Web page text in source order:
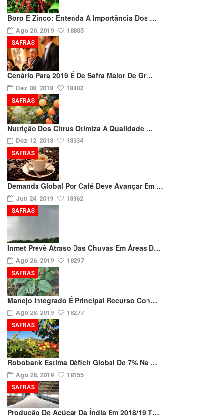
Boro E Zinco: Entenda A Importância Dos …
Ago 20, 2019 18805
Cenário Para 2019 É De Safra Maior De Gr…
Dez 08, 2018 18802
SAFRAS
Nutrição Dos Citrus Otimiza A Qualidade …
Dez 12, 2018 18634
SAFRAS
Demanda Global Por Café Deve Avançar Em …
Jun 24, 2019 18362
SAFRAS
Inmet Prevê Atraso Das Chuvas Em Áreas D…
Ago 26, 2019 18297
SAFRAS
Manejo Integrado É Principal Recurso Con…
Ago 28, 2019 18277
SAFRAS
Robobank Estima Déficit Global De 7% Na …
Ago 28, 2019 18155
SAFRAS
Produção De Açúcar Da Índia Em 2018/19 T…
SAFRAS